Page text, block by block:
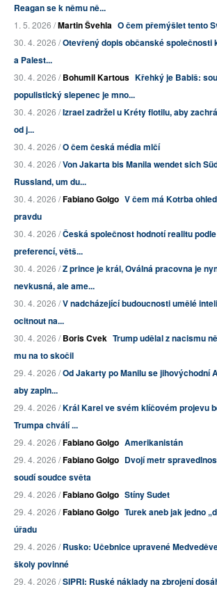
Reagan se k němu ně...
1. 5. 2026 /Martin Švehla O čem přemýšlet tento
30. 4. 2026 /Otevřený dopis občanské společnosti
a Palest...
30. 4. 2026 /Bohumil Kartous Křehký je Babiš:
populistický slepenec je mno...
30. 4. 2026 /Izrael zadržel u Kréty flotilu, aby
od j...
30. 4. 2026 /O čem česká média mlčí
30. 4. 2026 /Von Jakarta bis Manila wendet sich
Russland, um du...
30. 4. 2026 /Fabiano Golgo V čem má Kotrba
pravdu
30. 4. 2026 /Česká společnost hodnotí realitu
preferencí, větš...
30. 4. 2026 /Z prince je král, Oválná pracovna je
nevkusná, ale ame...
30. 4. 2026 /V nadcházející budoucnosti umělé
ocitnout na...
30. 4. 2026 /Boris Cvek Trump udělal z nacismu
mu na to skočil
29. 4. 2026 /Od Jakarty po Manilu se jihovýchodní
aby zapln...
29. 4. 2026 /Král Karel ve svém klíčovém projevu
Trumpa chválí ...
29. 4. 2026 /Fabiano Golgo Amerikanistán
29. 4. 2026 /Fabiano Golgo Dvojí metr
soudí soudce světa
29. 4. 2026 /Fabiano Golgo Stíny Sudet
29. 4. 2026 /Fabiano Golgo Turek aneb jak jedno
úřadu
29. 4. 2026 /Rusko: Učebnice upravené
školy povinné
29. 4. 2026 /SIPRI: Ruské náklady na zbrojení